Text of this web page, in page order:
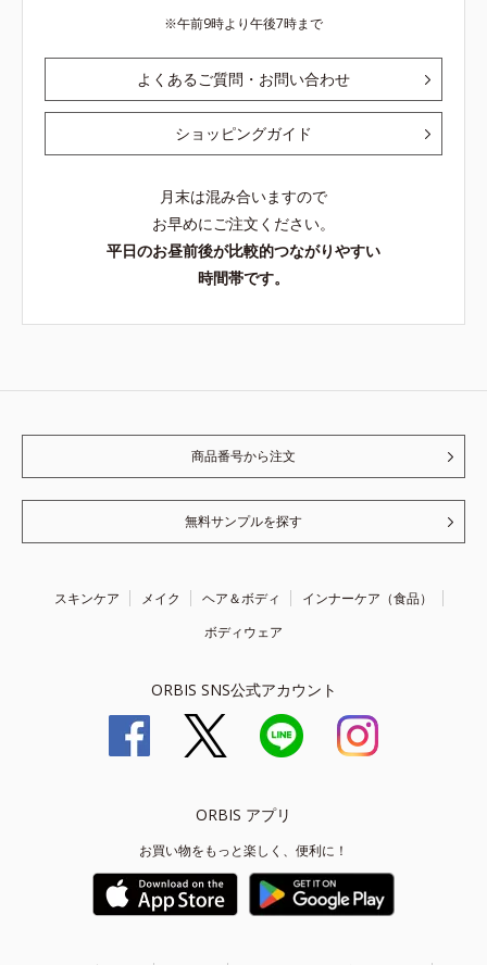
午前9時より午後7時まで
よくあるご質問・お問い合わせ
ショッピングガイド
月末は混み合いますので
お早めにご注文ください。
平日のお昼前後が比較的つながりやすい
時間帯です。
商品番号から注文
無料サンプルを探す
スキンケア メイク ヘア＆ボディ
インナーケア（食品）
ボディウェア
ORBIS SNS公式アカウント
ORBIS アプリ
お買い物をもっと楽しく、便利に！